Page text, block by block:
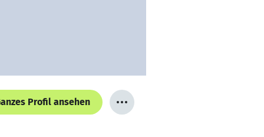
Profil ansehen